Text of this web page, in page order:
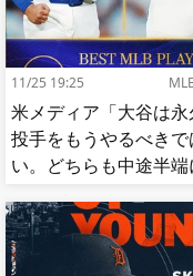
11/25 19:25
米メディア「大谷は永
投手をもうやるべきで
い。どちらも中途半端